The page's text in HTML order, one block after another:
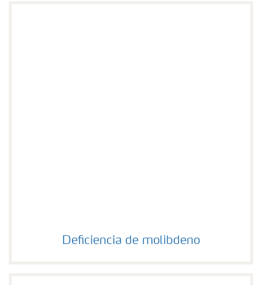
Deficiencia de molibdeno
Deficiencia de molibdeno